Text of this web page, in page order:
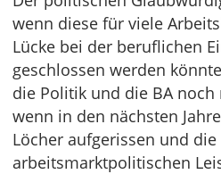
wenn diese für viele
Lücke bei der beruflichen
geschlossen werden
die Politik und die BA noch
wenn in den nächsten
Löcher aufgerissen und die
arbeitsmarktpolitischen